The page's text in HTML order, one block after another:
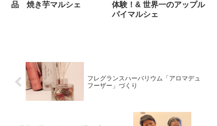
品 焼き芋マルシェ
体験！& 世界一のアップル
パイマルシェ
フレグランスハーバリウム「アロマデュ
フーザー」づくり